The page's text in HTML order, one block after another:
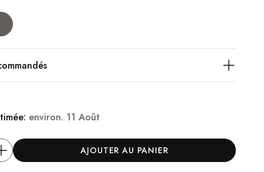
environ. 11 Août
AJOUTER AU PANIER